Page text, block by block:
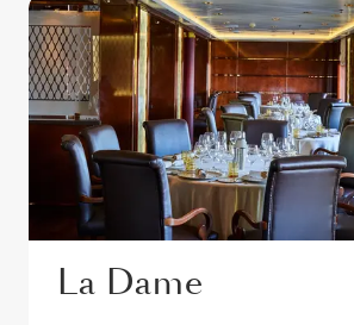
La Dame